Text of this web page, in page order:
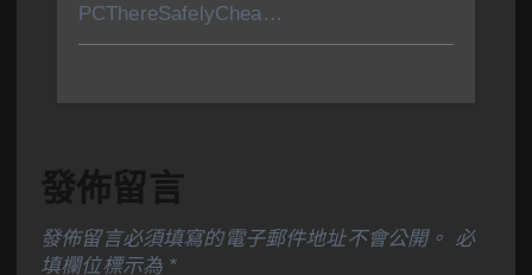
PCThereSafelyChea…
發佈留言
發佈留言必須填寫的電子郵件地址不會公開。
必
填欄位標示為 *